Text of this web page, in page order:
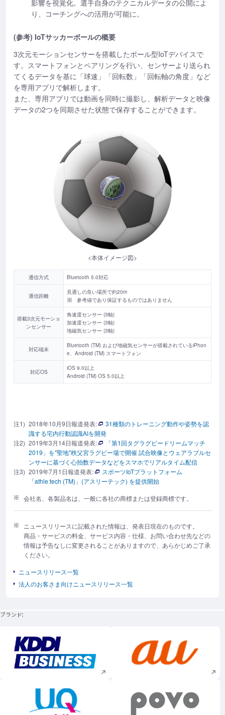
影響を視覚化。選手自身のテクニカルデータの公開によ
り、コーチングへの活用が可能に。
(参考) IoTサッカーボールの概要
3次元モーションセンサーを搭載したボール型IoTデバイスで
す。スマートフォンとペアリングを行い、センサーより送られ
てくるデータを基に「球速」「回転数」「回転軸の角度」など
を専用アプリで解析します。
また、専用アプリでは動画を同時に撮影し、解析データと映像
データの2つを同期させた状態で保存することができます。
<本体イメージ図>
通信方式 Bluetooth 5.0対応
通信距離
見通しの良い場所で約20m
参考値であり保証するものではありません
搭載3次元モーショ
ンセンサー
角速度センサー (3軸)
加速度センサー (3軸)
地磁気センサー (3軸)
対応端末
Bluetooth (TM) および地磁気センサーが搭載されているiPhon
e、Android (TM) スマートフォン
対応OS
iOS 9.0以上
Android (TM) OS 5.0以上
注1) 2018年10月9日報道発表:
31種類のトレーニング動作や姿勢を認
識する宅内行動認識AIを開発
注2) 2019年3月14日報道発表:
「第1回タグラグビードリームマッチ
2019」を"聖地"秩父宮ラグビー場で開催 試合映像とウェアラブルセ
ンサーに基づく心拍数データなどをスマホでリアルタイム配信
注3) 2019年7月1日報道発表:
スポーツIoTプラットフォーム
「athleːtech (TM)」(アスリーテック) を提供開始
会社名、各製品名は、一般に各社の商標または登録商標です。
ニュースリリースに記載された情報は、発表日現在のものです。
商品・サービスの料金、サービス内容・仕様、お問い合わせ先などの
情報は予告なしに変更されることがありますので、あらかじめご了承
ください。
ニュースリリース一覧
法人のお客さま向けニュースリリース一覧
ブランド
新規ウィンドウで開く 新規ウィンドウで
新規ウィンドウで開く 新規ウィンドウで